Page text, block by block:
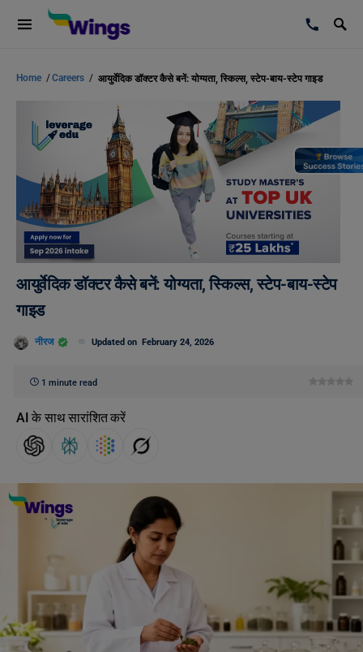
Home /Careers / आयुर्वेदिक डॉक्टर कैसे बनें: योग्यता, स्किल्स, स्टेप-बाय-स्टेप गाइड
आयुर्वेदिक डॉक्टर कैसे बनें: योग्यता, स्किल्स, स्टेप-बाय-स्टेप
गाइड
नीरज Updated on February 24, 2026
1 minute read
AI के साथ सारांशित करें